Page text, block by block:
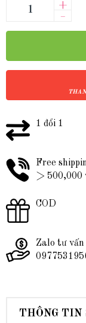
–
+
1 đổi 1
Free
> 500,000
COD
Zalo tư vấn
THÔNG TIN